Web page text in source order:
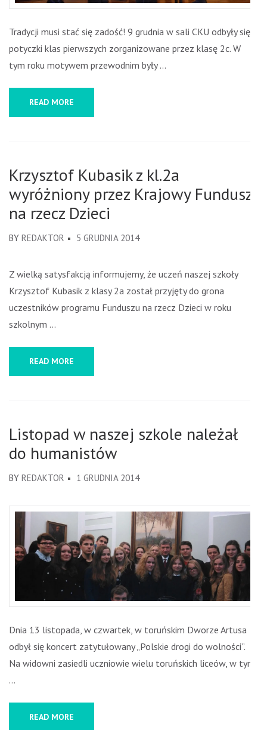
Tradycji musi stać się zadość! 9 grudnia w sali CKU odbyły się
potyczki klas pierwszych zorganizowane przez klasę 2c. W
tym roku motywem przewodnim były …
READ MORE
Krzysztof Kubasik z kl.2a
wyróżniony przez Krajowy Fundusz
na rzecz Dzieci
BY REDAKTOR 5 GRUDNIA 2014
Z wielką satysfakcją informujemy, że uczeń naszej szkoły
Krzysztof Kubasik z klasy 2a został przyjęty do grona
uczestników programu Funduszu na rzecz Dzieci w roku
szkolnym …
READ MORE
Listopad w naszej szkole należał
do humanistów
BY REDAKTOR 1 GRUDNIA 2014
Dnia 13 listopada, w czwartek, w toruńskim Dworze Artusa
odbył się koncert zatytułowany „Polskie drogi do wolności”.
Na widowni zasiedli uczniowie wielu toruńskich liceów, w tym
…
READ MORE